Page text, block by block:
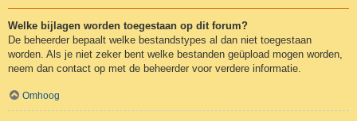
Welke bijlagen worden toegestaan op dit forum?
De beheerder bepaalt welke bestandstypes al dan niet toegestaan
worden. Als je niet zeker bent welke bestanden geüpload mogen worden,
neem dan contact op met de beheerder voor verdere informatie.
Omhoog